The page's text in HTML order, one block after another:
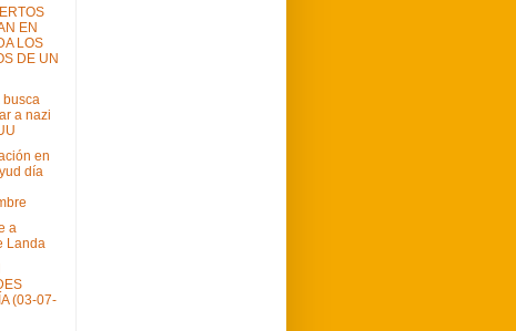
EN
LOS
DE UN
a nazi
en
día
a
Landa
(03-07-